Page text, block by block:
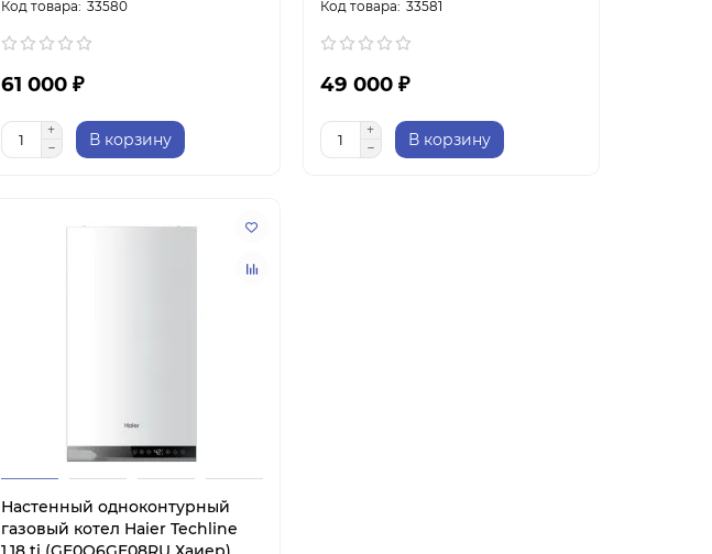
33580
61 000 ₽
В корзину
33581
49 000 ₽
В корзину
Настенный одноконтурный
газовый котел Haier Techline